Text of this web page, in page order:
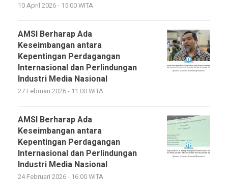
10 April 2026 - 15:00 WITA
AMSI Berharap Ada
Keseimbangan antara
Kepentingan Perdagangan
Internasional dan Perlindungan
Industri Media Nasional
27 Februari 2026 - 11:00 WITA
AMSI Berharap Ada
Keseimbangan antara
Kepentingan Perdagangan
Internasional dan Perlindungan
Industri Media Nasional
24 Februari 2026 - 16:00 WITA